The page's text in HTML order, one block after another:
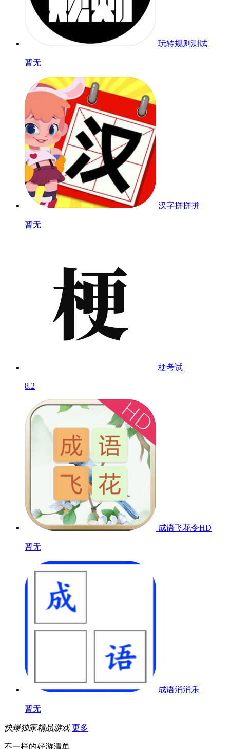
玩转规则 测试
暂无
汉字拼拼拼
暂无
梗考试
8.2
成语飞花令HD
暂无
成语消消乐
暂无
快爆独家精品游戏 更多
不一样的好游清单